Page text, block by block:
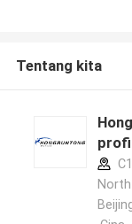
Tentang kita